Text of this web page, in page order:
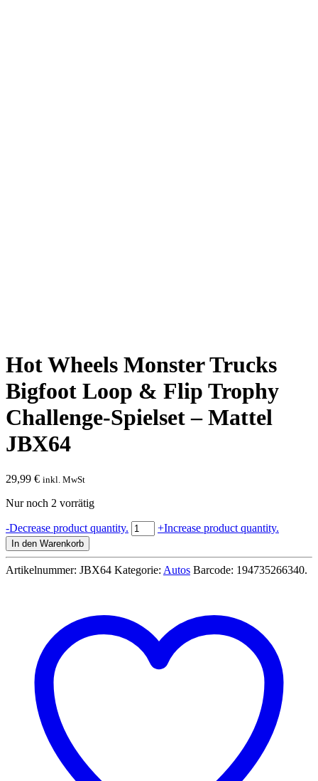
Hot Wheels Monster Trucks
Bigfoot Loop & Flip Trophy
Challenge-Spielset – Mattel
JBX64
29,99 € inkl. MwSt
Nur noch 2 vorrätig
-Decrease product quantity. Hot
Wheels
Trucks
Bigfoot
Trophy
Challenge-
Spielset
+Increase product quantity.
In den Warenkorb
Artikelnummer: JBX64 Kategorie: Autos Barcode: 194735266340.